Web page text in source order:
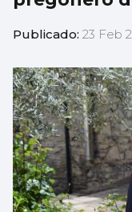
Publicado: 23 Feb